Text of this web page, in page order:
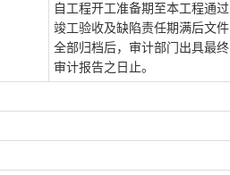
自工程开工准备期至本工程通过
竣工验收及缺陷责任期满后文件
全部归档后，审计部门出具最终
审计报告之日止。